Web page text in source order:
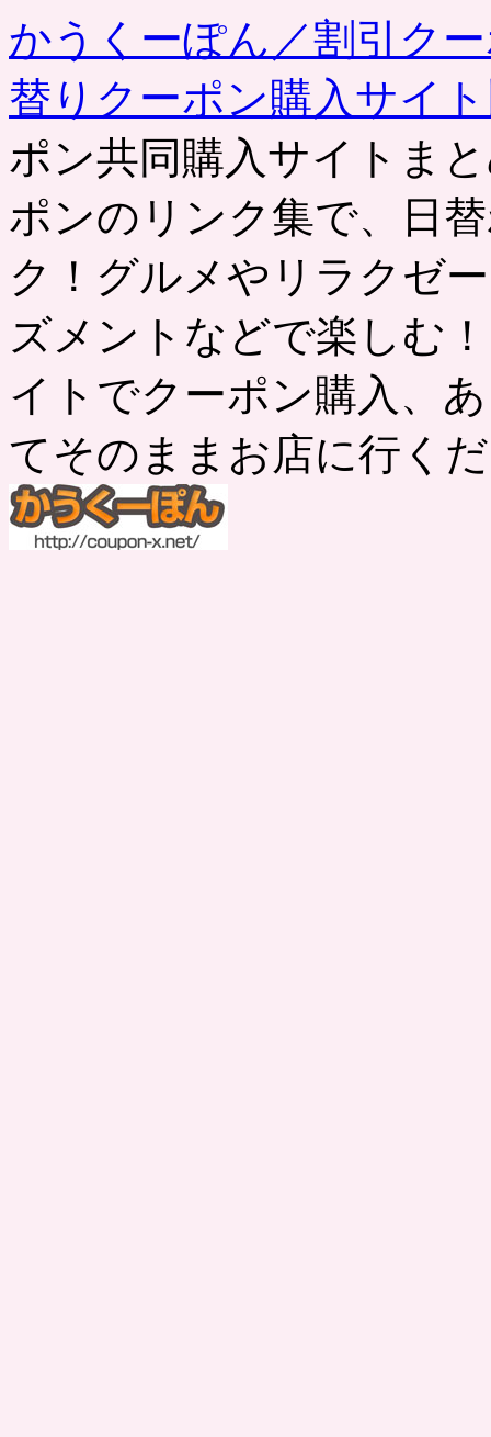
かうくーぽん／割引ク
替りクーポン購入サイ
ポン共同購入サイトま
ポンのリンク集で、日
ク！グルメやリラクゼ
ズメントなどで楽しむ
イトでクーポン購入、
てそのままお店に行く